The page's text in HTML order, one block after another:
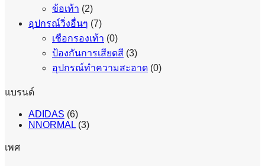
ข้อเท้า (2)
อุปกรณ์วิ่งอื่นๆ (7)
เชือกรองเท้า (0)
ป้องกันการเสียดสี (3)
อุปกรณ์ทำความสะอาด (0)
แบรนด์
ADIDAS (6)
NNORMAL (3)
เพศ